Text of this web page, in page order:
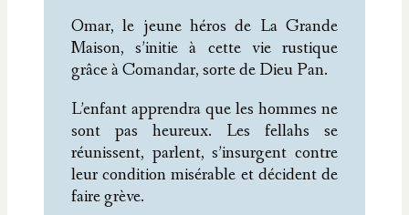
Omar, le jeune héros de La Grande
Maison, s’initie à cette vie rustique
grâce à Comandar, sorte de Dieu Pan.
L’enfant apprendra que les hommes ne
sont pas heureux. Les fellahs se
réunissent, parlent, s’insurgent contre
leur condition misérable et décident de
faire grève.